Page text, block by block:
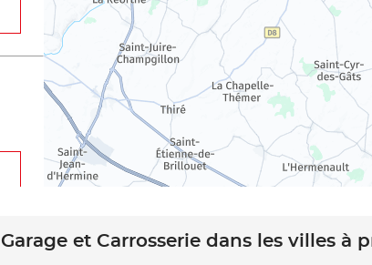
et Carrosserie dans les villes à